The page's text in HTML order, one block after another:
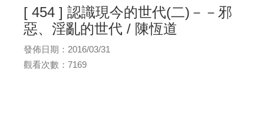
[ 454 ] 認識現今的世代(二)－－邪
惡、淫亂的世代 / 陳恆道
發佈日期：2016/03/31
觀看次數：7169